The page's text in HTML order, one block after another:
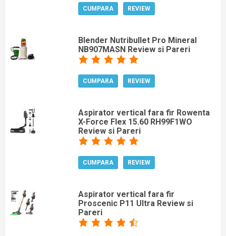
CUMPARA REVIEW
Blender Nutribullet Pro Mineral
NB907MASN Review si Pareri
CUMPARA REVIEW
Aspirator vertical fara fir Rowenta
X-Force Flex 15.60 RH99F1WO
Review si Pareri
CUMPARA REVIEW
Aspirator vertical fara fir
Proscenic P11 Ultra Review si
Pareri